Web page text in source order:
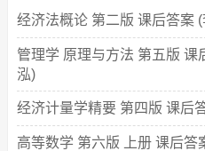
经济法概论 第二版 课后答案
管理学 原理与方法 第五版 课
泓)
经济计量学精要 第四版 课后
高等数学 第六版 上册 课后答